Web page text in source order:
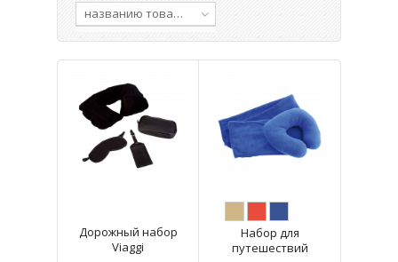
названию товара, от А до Я
Дорожный набор
Viaggi
Набор для
путешествий